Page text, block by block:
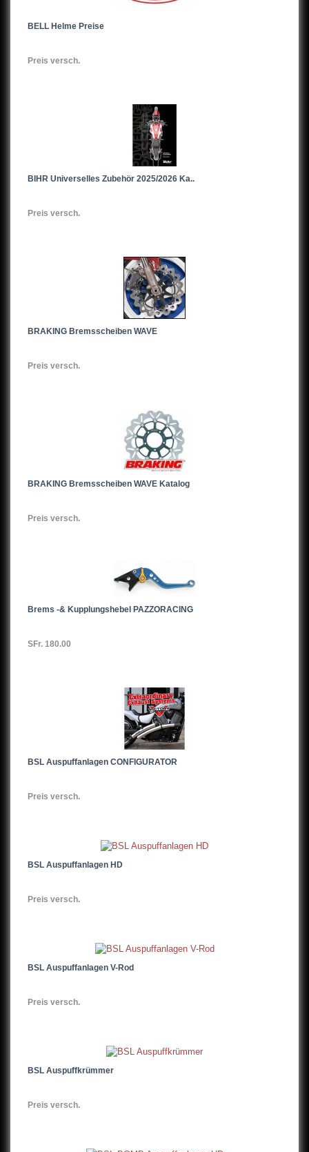
BELL Helme Preise
Preis versch.
BIHR Universelles Zubehör 2025/2026 Ka..
Preis versch.
BRAKING Bremsscheiben WAVE
Preis versch.
BRAKING Bremsscheiben WAVE Katalog
Preis versch.
Brems -& Kupplungshebel PAZZORACING
SFr. 180.00
BSL Auspuffanlagen CONFIGURATOR
Preis versch.
BSL Auspuffanlagen HD
Preis versch.
BSL Auspuffanlagen V-Rod
Preis versch.
BSL Auspuffkrümmer
Preis versch.